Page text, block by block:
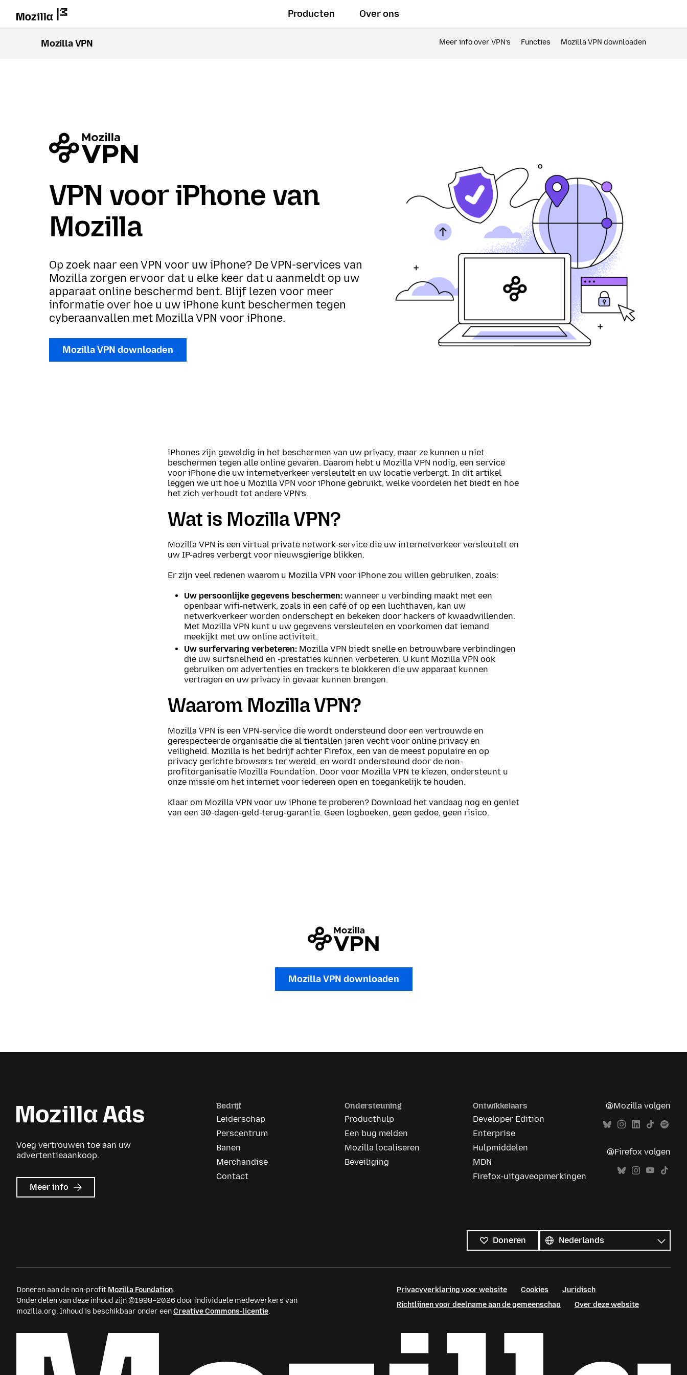
Producten Over ons
Mozilla VPN Meer info over VPN’s Functies Mozilla VPN downloaden
VPN voor iPhone van
Mozilla
Op zoek naar een VPN voor uw iPhone? De VPN-services van
Mozilla zorgen ervoor dat u elke keer dat u aanmeldt op uw
apparaat online beschermd bent. Blijf lezen voor meer
informatie over hoe u uw iPhone kunt beschermen tegen
cyberaanvallen met Mozilla VPN voor iPhone.
Mozilla VPN downloaden
iPhones zijn geweldig in het beschermen van uw privacy, maar ze kunnen u niet
beschermen tegen alle online gevaren. Daarom hebt u Mozilla VPN nodig, een service
voor iPhone die uw internetverkeer versleutelt en uw locatie verbergt. In dit artikel
leggen we uit hoe u Mozilla VPN voor iPhone gebruikt, welke voordelen het biedt en hoe
het zich verhoudt tot andere VPN’s.
Wat is Mozilla VPN?
Mozilla VPN is een virtual private network-service die uw internetverkeer versleutelt en
uw IP-adres verbergt voor nieuwsgierige blikken.
Er zijn veel redenen waarom u Mozilla VPN voor iPhone zou willen gebruiken, zoals:
Uw persoonlijke gegevens beschermen: wanneer u verbinding maakt met een
openbaar wifi-netwerk, zoals in een café of op een luchthaven, kan uw
netwerkverkeer worden onderschept en bekeken door hackers of kwaadwillenden.
Met Mozilla VPN kunt u uw gegevens versleutelen en voorkomen dat iemand
meekijkt met uw online activiteit.
Uw surfervaring verbeteren: Mozilla VPN biedt snelle en betrouwbare verbindingen
die uw surfsnelheid en -prestaties kunnen verbeteren. U kunt Mozilla VPN ook
gebruiken om advertenties en trackers te blokkeren die uw apparaat kunnen
vertragen en uw privacy in gevaar kunnen brengen.
Waarom Mozilla VPN?
Mozilla VPN is een VPN-service die wordt ondersteund door een vertrouwde en
gerespecteerde organisatie die al tientallen jaren vecht voor online privacy en
veiligheid. Mozilla is het bedrijf achter Firefox, een van de meest populaire en op
privacy gerichte browsers ter wereld, en wordt ondersteund door de non-
profitorganisatie Mozilla Foundation. Door voor Mozilla VPN te kiezen, ondersteunt u
onze missie om het internet voor iedereen open en toegankelijk te houden.
Klaar om Mozilla VPN voor uw iPhone te proberen? Download het vandaag nog en geniet
van een 30-dagen-geld-terug-garantie. Geen logboeken, geen gedoe, geen risico.
Mozilla VPN downloaden
Voeg vertrouwen toe aan uw
advertentieaankoop.
Meer info over
Mozilla
Bedrijf
Leiderschap
Perscentrum
Banen
Merchandise
Contact
Ondersteuning
Producthulp
Een bug melden
Mozilla localiseren
Beveiliging
Ontwikkelaars
Developer Edition
Enterprise
Hulpmiddelen
MDN
Firefox-uitgaveopmerkingen
@Mozilla volgen
@Firefox volgen
Doneren
talen
Taal
Doneren aan de non-profit Mozilla Foundation.
Onderdelen van deze inhoud zijn ©1998–2026 door individuele medewerkers van
mozilla.org. Inhoud is beschikbaar onder eenCreative Commons-licentie.
Privacyverklaring voor website Cookies
Juridisch
Richtlijnen voor deelname aan de gemeenschap
Over deze website